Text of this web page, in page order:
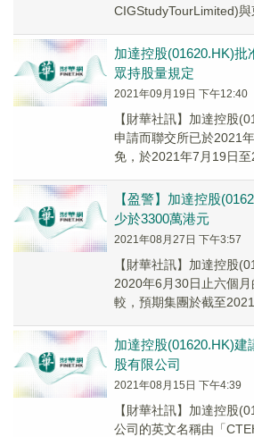
CIGStudyTourLimited)與
加達控股(01620.HK)批
眾持股量規定
2021年09月19日 下午12:40
【財華社訊】加達控股
申請而聯交所已於2021
免，於2021年7月19日
【盈警】加達控股
少於3300萬港元
2021年08月27日 下午3:57
【財華社訊】加達控股
2020年6月30日止六個
較，預期集團於截至
加達控股(01620.HK)
股有限公司
2021年08月15日 下午4:39
【財華社訊】加達控股
公司的英文名稱由「